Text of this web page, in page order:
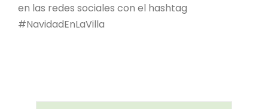
en las redes sociales con el hashtag
#NavidadEnLaVilla